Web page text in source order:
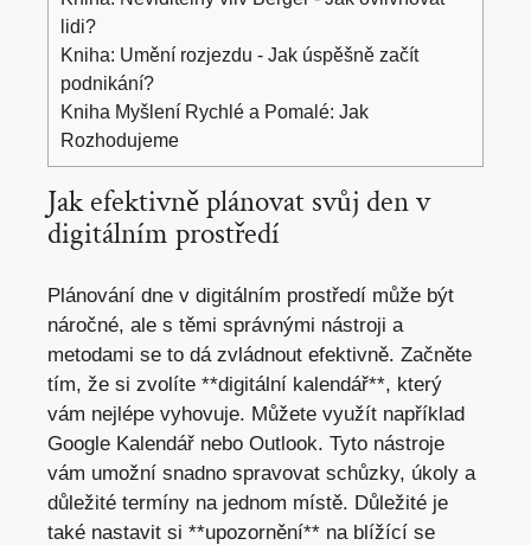
lidi?
Kniha: Umění rozjezdu - Jak úspěšně začít
podnikání?
Kniha Myšlení Rychlé a Pomalé: Jak
Rozhodujeme
Jak efektivně plánovat svůj den v
digitálním prostředí
Plánování dne v digitálním prostředí může být
náročné, ale s těmi správnými nástroji a
metodami se to dá zvládnout efektivně. Začněte
tím, že si zvolíte **digitální kalendář**, který
vám nejlépe vyhovuje. Můžete využít například
Google Kalendář nebo Outlook. Tyto nástroje
vám umožní snadno spravovat schůzky, úkoly a
důležité termíny na jednom místě. Důležité je
také nastavit si **upozornění** na blížící se